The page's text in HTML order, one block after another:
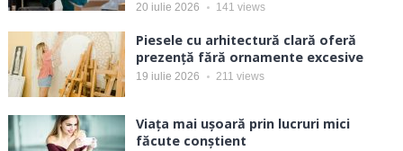
20 iulie 2026 141 views
Piesele cu arhitectură clară oferă
prezență fără ornamente excesive
19 iulie 2026 211 views
Viața mai ușoară prin lucruri mici
făcute conștient